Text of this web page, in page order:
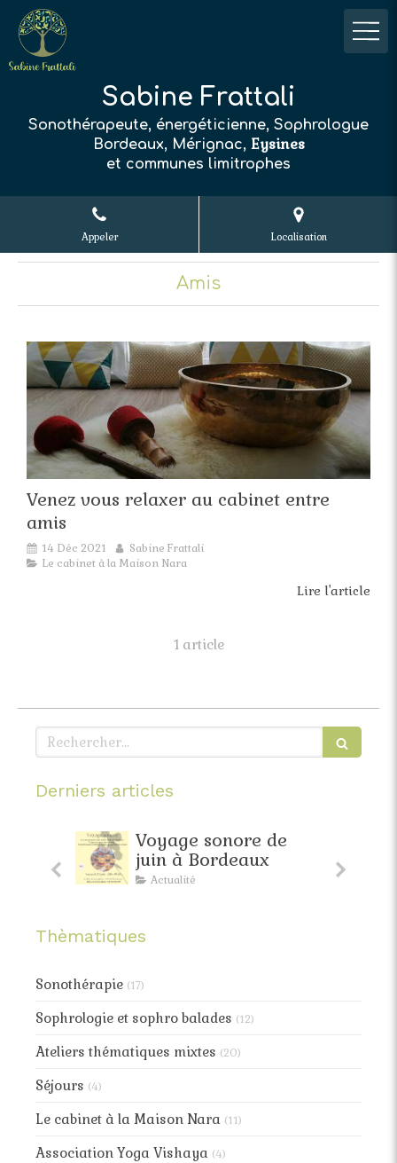
Sabine Frattali
Sonothérapeute, énergéticienne, Sophrologue
Bordeaux, Mérignac, Eysines
et communes limitrophes
Appeler Localisation
Amis
Venez vous relaxer au cabinet entre
amis
14 Déc 2021
Sabine Frattali
Le cabinet à la Maison Nara
Lire l'article
1 article
Rechercher
Derniers articles
Voyage sonore de
juin à Bordeaux
Actualité
Thèmatiques
Sonothérapie (17)
Sophrologie et sophro balades (12)
Ateliers thématiques mixtes (20)
Séjours (4)
Le cabinet à la Maison Nara (11)
Association Yoga Vishaya (4)